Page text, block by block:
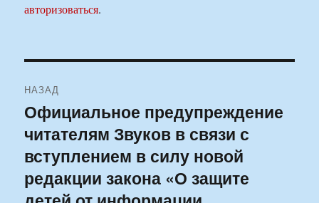
авторизоваться.
по
записям
НАЗАД
Предыдущая
запись:
Официальное предупреждение
читателям Звуков в связи с
вступлением в силу новой
редакции закона «О защите